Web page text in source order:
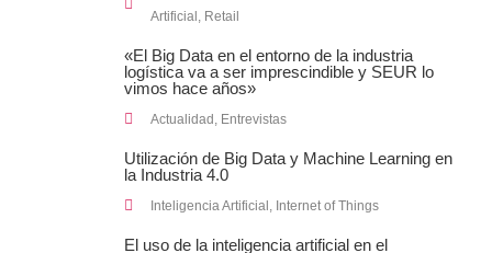
Artificial , Retail
«El Big Data en el entorno de la industria
logística va a ser imprescindible y SEUR lo
vimos hace años»
Actualidad , Entrevistas
Utilización de Big Data y Machine Learning en
la Industria 4.0
Inteligencia Artificial , Internet of Things
El uso de la inteligencia artificial en el